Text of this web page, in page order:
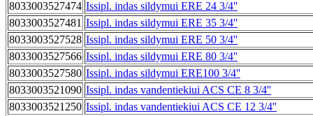
8033003527474 Issipl. indas sildymui ERE 24 3/4''
8033003527481 Issipl. indas sildymui ERE 35 3/4''
8033003527528 Issipl. indas sildymui ERE 50 3/4''
8033003527566 Issipl. indas sildymui ERE 80 3/4''
8033003527580 Issipl. indas sildymui ERE100 3/4''
8033003521090 Issipl. indas vandentiekiui ACS CE 8 3/4''
8033003521250 Issipl. indas vandentiekiui ACS CE 12 3/4''